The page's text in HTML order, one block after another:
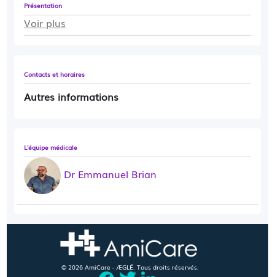
Présentation
Voir plus
Contacts et horaires
Autres informations
L'équipe médicale
Dr Emmanuel Brian
© 2026 AmiCare - ÆGLÉ. Tous droits réservés.